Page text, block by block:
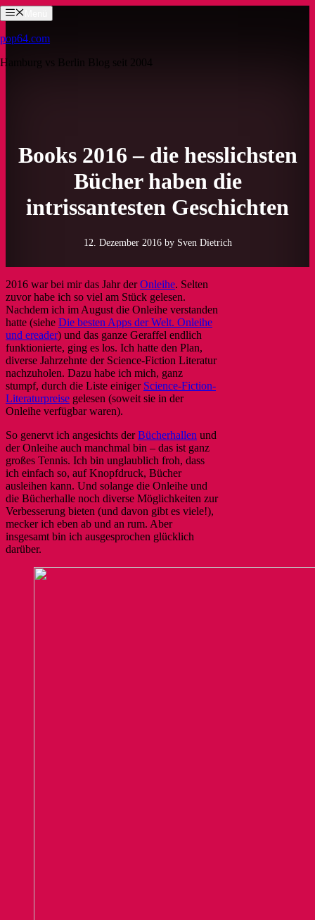
Zum
Inhalt
springen
pop64.com
Hamburg vs Berlin Blog seit 2004
Books 2016 – die hesslichsten
Bücher haben die
intrissantesten Geschichten
12. Dezember 2016by Sven Dietrich
2016 war bei mir das Jahr derOnleihe. Selten
zuvor habe ich so viel am Stück gelesen.
Nachdem ich im August die Onleihe verstanden
hatte (siehe Die besten Apps der Welt. Onleihe
und ereader) und das ganze Geraffel endlich
funktionierte, ging es los. Ich hatte den Plan,
diverse Jahrzehnte der Science-Fiction Literatur
nachzuholen. Dazu habe ich mich, ganz
stumpf, durch die Liste einiger Science-Fiction-
Literaturpreise gelesen (soweit sie in der
Onleihe verfügbar waren).
So genervt ich angesichts derBücherhallen und
der Onleihe auch manchmal bin – das ist ganz
großes Tennis. Ich bin unglaublich froh, dass
ich einfach so, auf Knopfdruck, Bücher
ausleihen kann. Und solange die Onleihe und
die Bücherhalle noch diverse Möglichkeiten zur
Verbesserung bieten (und davon gibt es viele!),
mecker ich eben ab und an rum. Aber
insgesamt bin ich ausgesprochen glücklich
darüber.